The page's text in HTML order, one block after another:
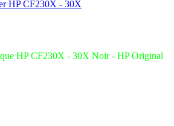
HP CF230X - 30X Noir - HP Original